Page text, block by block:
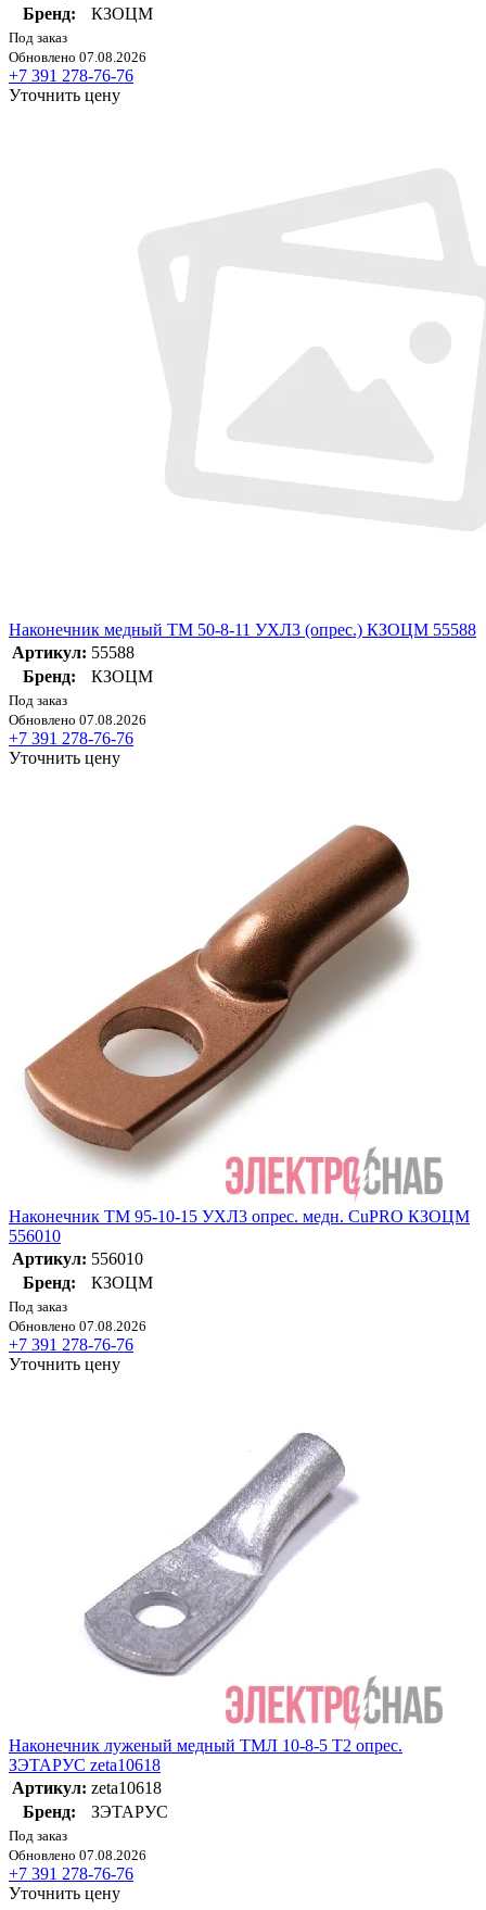
Бренд:
КЗОЦМ
Под заказ
Обновлено 07.08.2026
+7 391 278-76-76
Уточнить цену
Наконечник медный ТМ 50-8-11 УХЛ3 (опрес.) КЗОЦМ 55588
Артикул: 55588
Бренд:
КЗОЦМ
Под заказ
Обновлено 07.08.2026
+7 391 278-76-76
Уточнить цену
Наконечник ТМ 95-10-15 УХЛ3 опрес. медн. CuPRO КЗОЦМ
556010
Артикул: 556010
Бренд:
КЗОЦМ
Под заказ
Обновлено 07.08.2026
+7 391 278-76-76
Уточнить цену
Наконечник луженый медный ТМЛ 10-8-5 Т2 опрес.
ЗЭТАРУС zeta10618
Артикул: zeta10618
Бренд:
ЗЭТАРУС
Под заказ
Обновлено 07.08.2026
+7 391 278-76-76
Уточнить цену